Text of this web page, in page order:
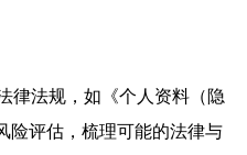
律法规，如《个人资料（隐
险评估，梳理可能的法律与